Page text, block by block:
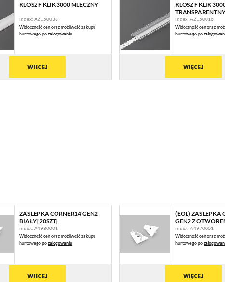
KLOSZ F KLIK 3000 MLECZNY
index: A2150038
Widoczność cen oraz możliwość zakupu
hurtowego pozalogowaniu
WIĘCEJ
KLOSZ F KLIK
TRANSPARENTNY
index: A2150016
Widoczność cen oraz
hurtowego po
WIĘCEJ
ZAŚLEPKA CORNER14 GEN2
BIAŁY [20SZT]
index: A4980001
Widoczność cen oraz możliwość zakupu
hurtowego pozalogowaniu
WIĘCEJ
(EOL) ZAŚLEPKA
GEN2 Z
index: A4970001
Widoczność cen oraz
hurtowego po
WIĘCEJ